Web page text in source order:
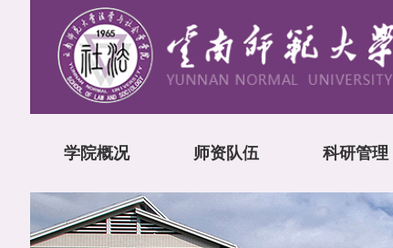
学院概况 师资队伍 科研管理